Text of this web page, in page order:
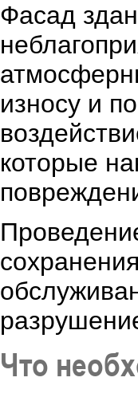
Фасад
износу и
которые
Что